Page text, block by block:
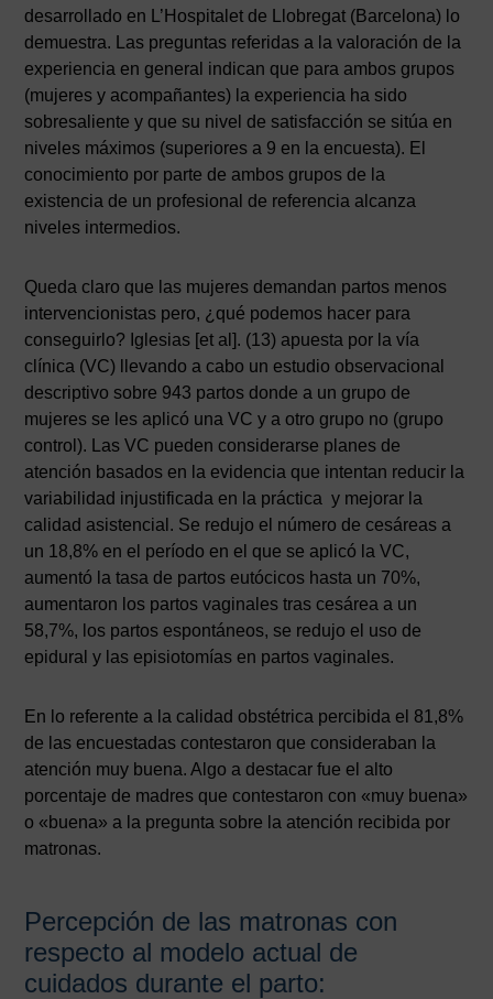
desarrollado en L’Hospitalet de Llobregat (Barcelona) lo
demuestra. Las preguntas referidas a la valoración de la
experiencia en general indican que para ambos grupos
(mujeres y acompañantes) la experiencia ha sido
sobresaliente y que su nivel de satisfacción se sitúa en
niveles máximos (superiores a 9 en la encuesta). El
conocimiento por parte de ambos grupos de la
existencia de un profesional de referencia alcanza
niveles intermedios.
Queda claro que las mujeres demandan partos menos
intervencionistas pero, ¿qué podemos hacer para
conseguirlo? Iglesias [et al]. (13) apuesta por la vía
clínica (VC) llevando a cabo un estudio observacional
descriptivo sobre 943 partos donde a un grupo de
mujeres se les aplicó una VC y a otro grupo no (grupo
control). Las VC pueden considerarse planes de
atención basados en la evidencia que intentan reducir la
variabilidad injustificada en la práctica y mejorar la
calidad asistencial. Se redujo el número de cesáreas a
un 18,8% en el período en el que se aplicó la VC,
aumentó la tasa de partos eutócicos hasta un 70%,
aumentaron los partos vaginales tras cesárea a un
58,7%, los partos espontáneos, se redujo el uso de
epidural y las episiotomías en partos vaginales.
En lo referente a la calidad obstétrica percibida el 81,8%
de las encuestadas contestaron que consideraban la
atención muy buena. Algo a destacar fue el alto
porcentaje de madres que contestaron con «muy buena»
o «buena» a la pregunta sobre la atención recibida por
matronas.
Percepción de las matronas con
respecto al modelo actual de
cuidados durante el parto: